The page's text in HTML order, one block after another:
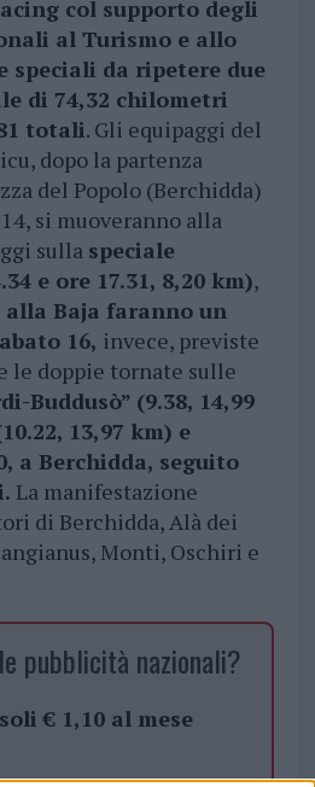
col supporto degli
al Turismo e allo
speciali da ripetere due
di 74,32 chilometri
totali. Gli equipaggi del
dopo la partenza
del Popolo (Berchidda)
si muoveranno alla
sulla speciale
e ore 17.31, 8,20 km),
Baja faranno un
16, invece, previste
le doppie tornate sulle
Buddusò” (9.38, 14,99
13,97 km) e
a Berchidda, seguito
La manifestazione
di Berchidda, Alà dei
Monti, Oschiri e
pubblicità nazionali?
soli € 1,10 al mese